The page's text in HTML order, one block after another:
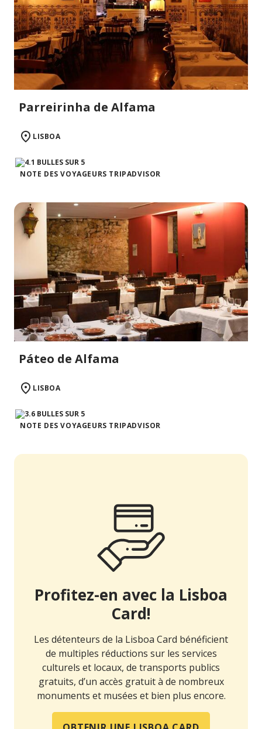
Parreirinha de Alfama
LISBOA
NOTE DES VOYAGEURS TRIPADVISOR
Páteo de Alfama
LISBOA
NOTE DES VOYAGEURS TRIPADVISOR
Profitez-en avec la Lisboa
Card!
Les détenteurs de la Lisboa Card bénéficient
de multiples réductions sur les services
culturels et locaux, de transports publics
gratuits, d’un accès gratuit à de nombreux
monuments et musées et bien plus encore.